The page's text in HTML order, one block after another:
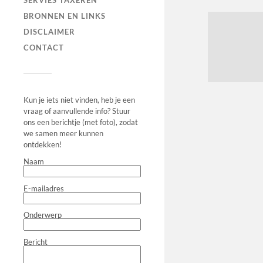
BRONNEN EN LINKS
DISCLAIMER
CONTACT
Kun je iets niet vinden, heb je een
vraag of aanvullende info? Stuur
ons een berichtje (met foto), zodat
we samen meer kunnen
ontdekken!
Naam
E-mailadres
Onderwerp
Bericht